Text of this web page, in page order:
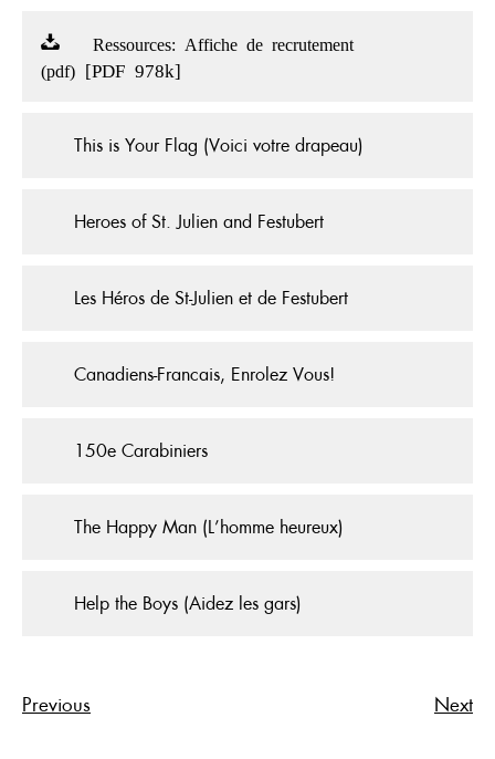
Ressources: Affiche de recrutement
(pdf) [PDF 978k]
This is Your Flag (Voici votre drapeau)
Heroes of St. Julien and Festubert
Les Héros de St-Julien et de Festubert
Canadiens-Francais, Enrolez Vous!
150e Carabiniers
The Happy Man (L’homme heureux)
Help the Boys (Aidez les gars)
Previous Next